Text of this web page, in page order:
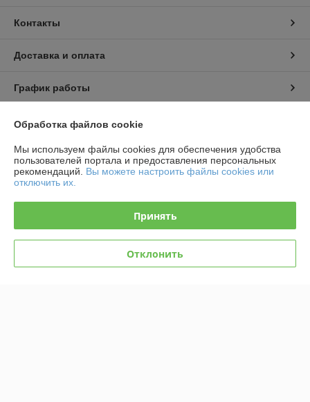
Контакты
Доставка и оплата
График работы
Полная версия сайта
Политика обработки cookies
Сайт создан на платформе Deal.by
Обработка файлов cookie
Мы используем файлы cookies для обеспечения удобства
пользователей портала и предоставления персональных
рекомендаций. Вы можете настроить файлы cookies или
отключить их.
Принять
Отклонить